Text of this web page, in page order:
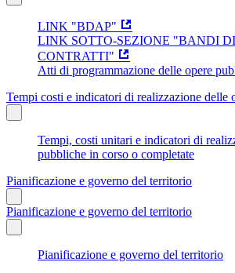
LINK "BDAP"
LINK SOTTO-SEZIONE "BANDI
CONTRATTI"
Atti di programmazione delle opere
Tempi costi e indicatori di realizzazione delle
Tempi, costi unitari e indicatori di
pubbliche in corso o completate
Pianificazione e governo del territorio
Pianificazione e governo del territorio
Pianificazione e governo del territorio